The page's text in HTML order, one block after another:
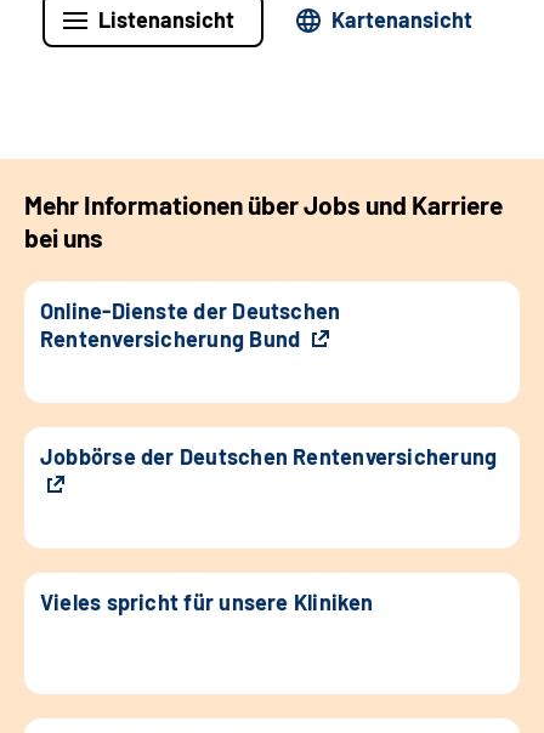
Listenansicht Kartenansicht
Mehr Informationen über Jobs und Karriere
bei uns
Online-Dienste der Deutschen
Rentenversicherung Bund
Jobbörse der Deutschen Rentenversicherung
Vieles spricht für unsere Kliniken